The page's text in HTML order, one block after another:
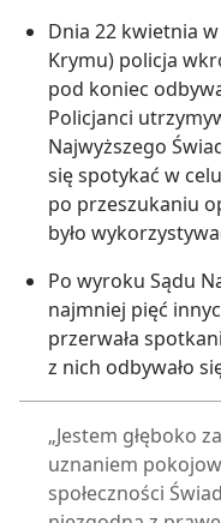
Dnia 22 kwietnia
Krymu) policja
pod koniec
Policjanci
Najwyższego
się spotykać w
po przeszukaniu
było
Po wyroku Sądu
najmniej pięć
przerwała
z nich odbywało
„Jestem głęboko
uznaniem
społeczności